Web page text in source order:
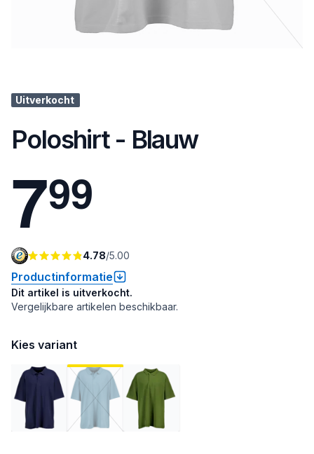
Uitverkocht
Poloshirt - Blauw
799
4.78/5.00
Productinformatie
Dit artikel is uitverkocht.
Vergelijkbare artikelen beschikbaar.
Kies variant